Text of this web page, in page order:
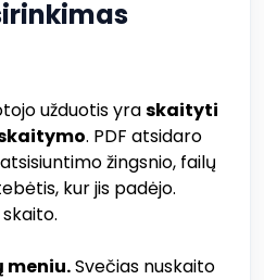
užduotis yraskaityti
. PDF atsidaro
žingsnio, failų
kur jis padėjo.
meniu.Svečias nuskaito